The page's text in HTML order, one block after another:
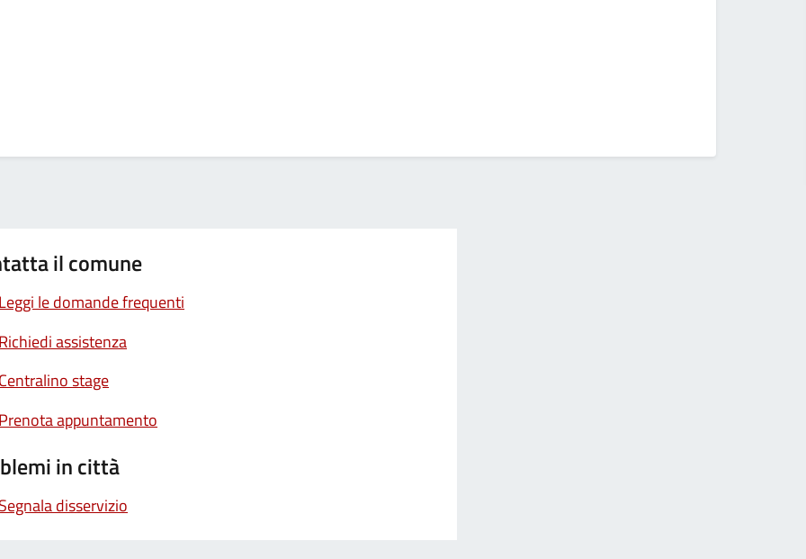
il comune
le domande frequenti
assistenza
stage
appuntamento
in città
disservizio